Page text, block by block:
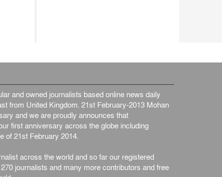
and owned journalists based online news daily
from United Kingdom. 21st February-2013 Mohan
and we are proudly announces that
first anniversary across the globe including
of 21st February 2014.
across the world and so far our registered
journalists and many more contributors and free